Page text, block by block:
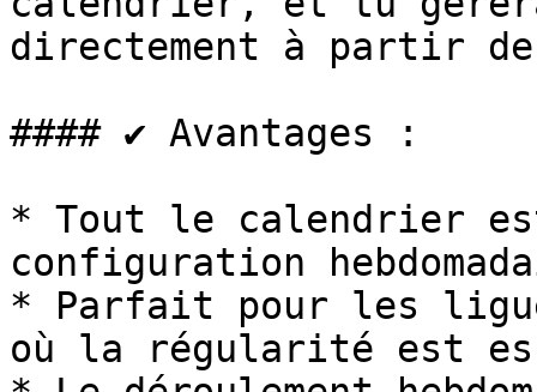
directement à partir
#### ✔️ Avantages :
* Tout le calendrier
configuration
* Parfait pour les
où la régularité est